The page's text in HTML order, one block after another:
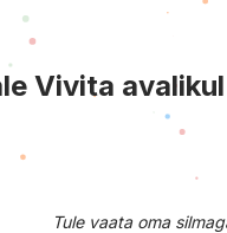
Vivita
Tule vaata oma